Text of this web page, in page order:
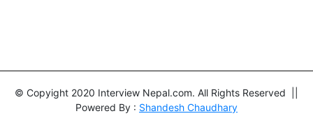
© Copyight 2020 Interview Nepal.com. All Rights Reserved ||
Powered By : Shandesh Chaudhary